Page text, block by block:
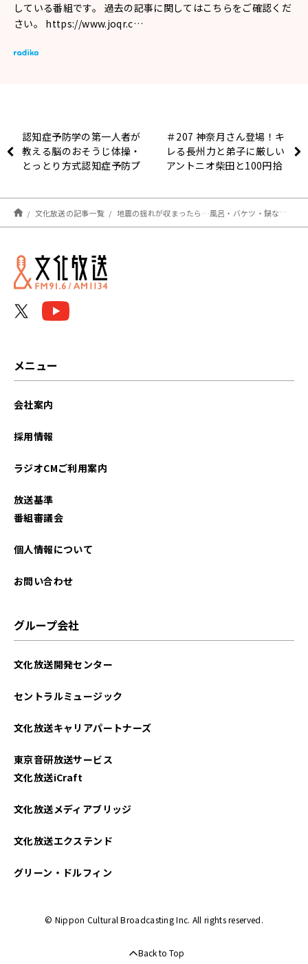
している番組です。 過去の記事に関してはこちらをご確認くだ
さい。 https://www.joqr.c…
認知症予防学の第一人者が
教える脳のおそうじ体操・
とっとり方式認知症予防プ
グ健康Radio～認知症と手
をつなごう〜 』
＃207 神奈月さん登場！キ
レる長州力と弟子に厳しい
アントニオ柴田と100円拾
獄ヒーヤ！
文化放送の記事一覧 地震の揺れが収まったら…風呂・バケツ・鍋などに水を溜める！
メニュー
会社案内
採用情報
ラジオCMご利用案内
放送基準
番組審議会
個人情報について
お問い合わせ
グループ会社
文化放送開発センター
セントラルミュージック
文化放送キャリアパートナーズ
東京音研放送サービス
文化放送iCraft
文化放送メディアブリッジ
文化放送エクステンド
グリーン・ドルフィン
© Nippon Cultural Broadcasting Inc. All rights reserved.
Back to Top